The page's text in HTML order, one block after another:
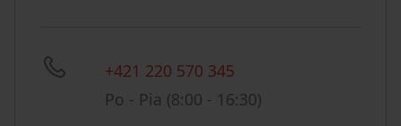
+421 220 570 345
Po - Pia (8:00 - 16:30)